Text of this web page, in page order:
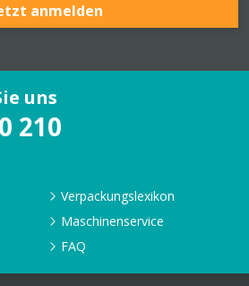
anmelden
uns
210
Verpackungslexikon
Maschinenservice
FAQ